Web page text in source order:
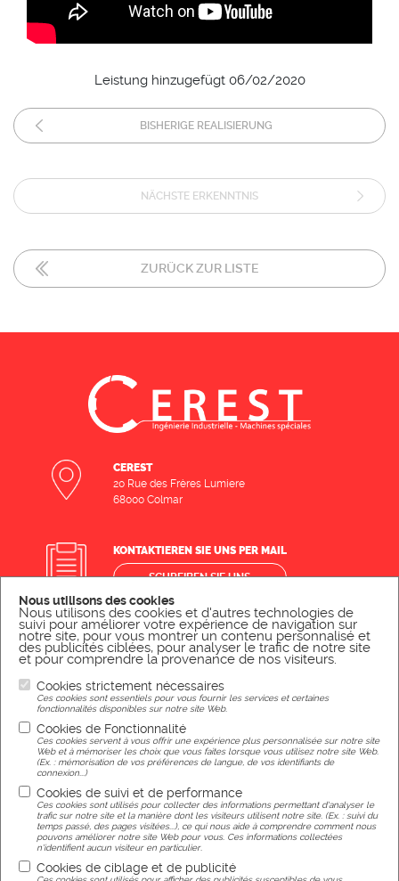
Leistung hinzugefügt 06/02/2020
BISHERIGE REALISIERUNG
NÄCHSTE ERKENNTNIS
ZURÜCK ZUR LISTE
CEREST
20 Rue des Frères Lumiere
68000 Colmar
KONTAKTIEREN SIE UNS PER MAIL
SCHREIBEN SIE UNS
KONTAKTIEREN SIE UNS TELEFONISCH
RUFEN SIE UNS AN
Rechtliche Hinweise
Réalisation
Nous utilisons des cookies
Nous utilisons des cookies et d'autres technologies de
suivi pour améliorer votre expérience de navigation sur
notre site, pour vous montrer un contenu personnalisé et
des publicités ciblées, pour analyser le trafic de notre site
et pour comprendre la provenance de nos visiteurs.
Cookies strictement nécessaires
Ces cookies sont essentiels pour vous fournir les services et certaines
fonctionnalités disponibles sur notre site Web.
Cookies de Fonctionnalité
Ces cookies servent à vous offrir une expérience plus personnalisée sur notre site
Web et à mémoriser les choix que vous faites lorsque vous utilisez notre site Web.
(Ex. : mémorisation de vos préférences de langue, de vos identifiants de
connexion...)
Cookies de suivi et de performance
Ces cookies sont utilisés pour collecter des informations permettant d'analyser le
trafic sur notre site et la manière dont les visiteurs utilisent notre site. (Ex. : suivi du
temps passé, des pages visitées...), ce qui nous aide à comprendre comment nous
pouvons améliorer notre site Web pour vous. Ces informations collectées
n'identifient aucun visiteur en particulier.
Cookies de ciblage et de publicité